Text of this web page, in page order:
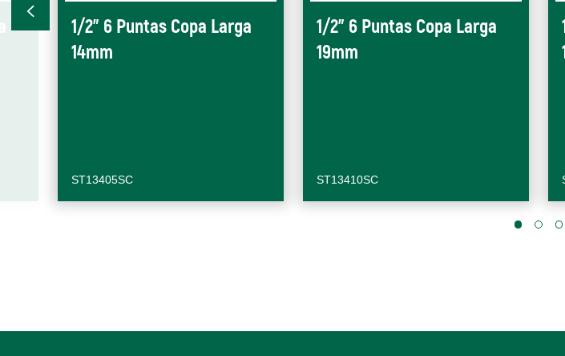
1/2" 6 Puntas Copa Larga
14mm
ST13405SC
1/2" 6 Puntas Copa Larga
19mm
ST13410SC